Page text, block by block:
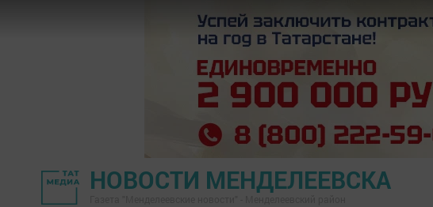
НОВОСТИ МЕНДЕЛЕЕВСКА